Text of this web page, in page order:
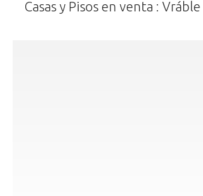
Casas y Pisos en venta : Vráble